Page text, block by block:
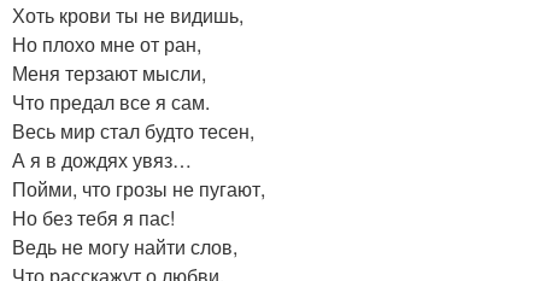
Хоть крови ты не видишь,
Но плохо мне от ран,
Меня терзают мысли,
Что предал все я сам.
Весь мир стал будто тесен,
А я в дождях увяз…
Пойми, что грозы не пугают,
Но без тебя я пас!
Ведь не могу найти слов,